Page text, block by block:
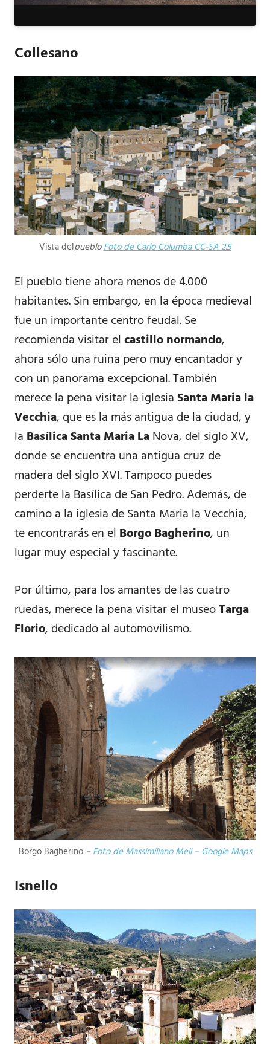
Collesano
Vista delpuebloFoto de Carlo Columba CC-SA 2.5
El pueblo tiene ahora menos de 4.000
habitantes. Sin embargo, en la época medieval
fue un importante centro feudal. Se
recomienda visitar elcastillo normando,
ahora sólo una ruina pero muy encantador y
con un panorama excepcional. También
merece la pena visitar la iglesiaSanta Maria la
Vecchia, que es la más antigua de la ciudad, y
la Basílica Santa Maria LaNova, del siglo XV,
donde se encuentra una antigua cruz de
madera del siglo XVI. Tampoco puedes
perderte la Basílica de San Pedro. Además, de
camino a la iglesia de Santa Maria la Vecchia,
te encontrarás en el Borgo Bagherino, un
lugar muy especial y fascinante.
Por último, para los amantes de las cuatro
ruedas, merece la pena visitar el museoTarga
Florio, dedicado al automovilismo.
Borgo Bagherino –Foto de Massimiliano Meli – Google Maps
Isnello